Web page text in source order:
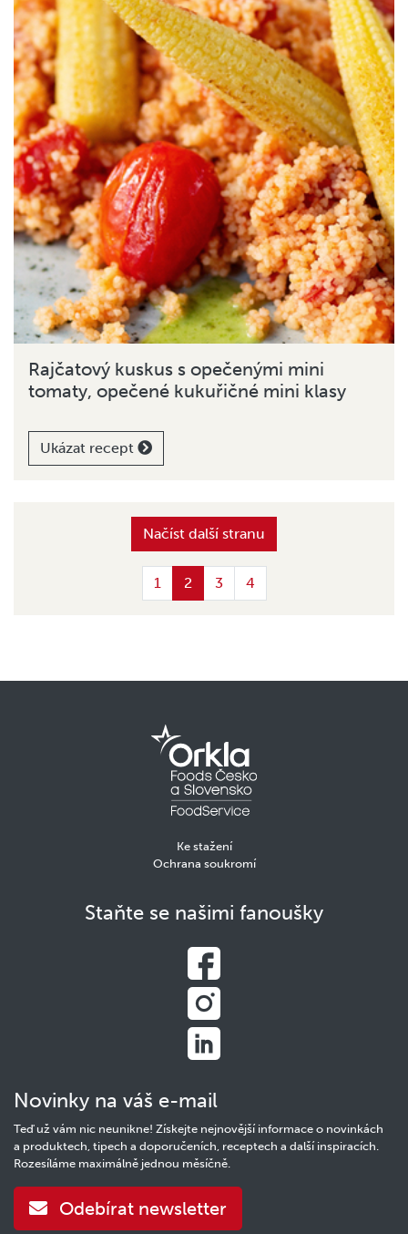
Rajčatový kuskus s opečenými mini
tomaty, opečené kukuřičné mini klasy
Ukázat recept
Načíst další stranu
1 2 3 4
Ke stažení
Ochrana soukromí
Staňte se našimi fanoušky
Novinky na váš e-mail
Teď už vám nic neunikne! Získejte nejnovější informace o novinkách
a produktech, tipech a doporučeních, receptech a další inspiracích.
Rozesíláme maximálně jednou měsíčně.
Odebírat newsletter